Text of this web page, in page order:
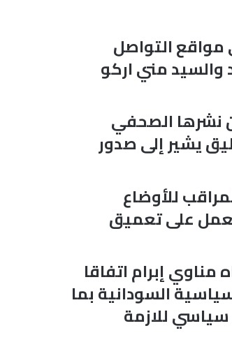
مواقع التواصل
والسيد مني اركو
نشرها الصحفي
يشير إلى صدور
للأوضاع
تعمل على تعميق
إبرام اتفاقا
السودانية بما
سياسي للازمة